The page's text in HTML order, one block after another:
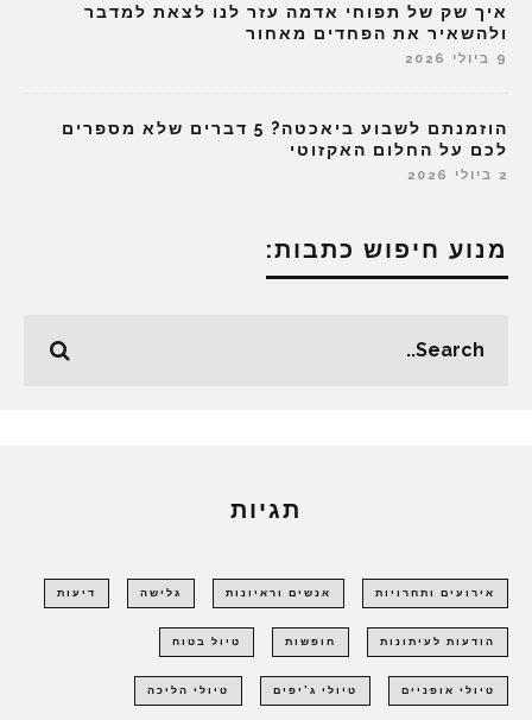
איך שק של תפוחי אדמה עזר לנו לצאת למדבר
ולהשאיר את הפחדים מאחור
9 ביולי 2026
הוזמנתם לשבוע ביאכטה? 5 דברים שלא מספרים
לכם על החלום האקזוטי
2 ביולי 2026
מנוע חיפוש כתבות:
תגיות
אירועים ותחרויות אנשים וראיונות גלישה דיעות
הודעות לעיתונות חופשות טיול בטוח
טיולי אופניים טיולי ג'יפים טיולי הליכה